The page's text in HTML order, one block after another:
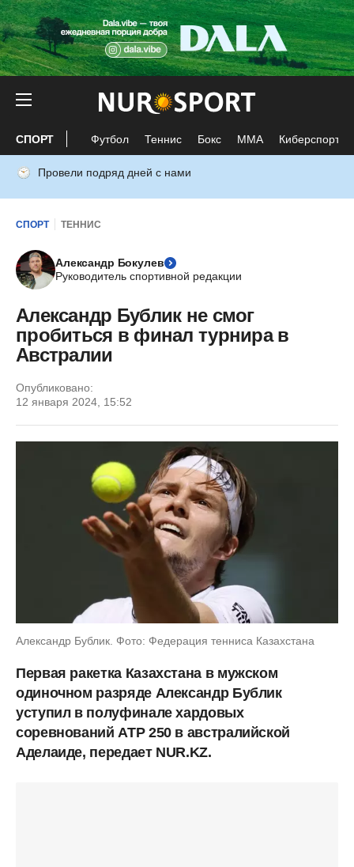
СПОРТ Футбол Теннис Бокс ММА Киберспорт
Провели подряд дней с нами
СПОРТ ТЕННИС
Александр Бокулев
Руководитель спортивной редакции
Александр Бублик не смог
пробиться в финал турнира в
Австралии
Опубликовано:
12 января 2024, 15:52
Александр Бублик. Фото: Федерация тенниса Казахстана
Первая ракетка Казахстана в мужском
одиночном разряде Александр Бублик
уступил в полуфинале хардовых
соревнований ATP 250 в австралийской
Аделаиде, передает NUR.KZ.